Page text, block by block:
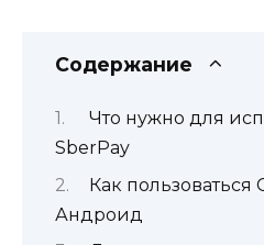
Содержание
Что нужно для
SberPay
Как
Андроид